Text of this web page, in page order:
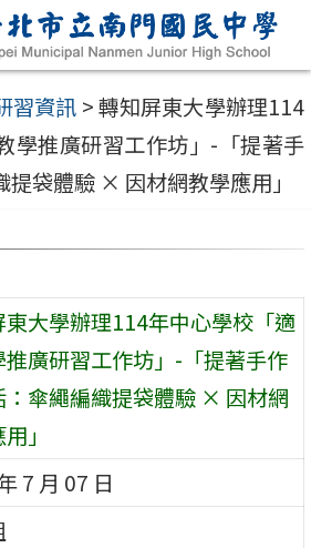
習資訊 >轉知屏東大學辦理114
學推廣研習工作坊」-「提著手
袋體驗 × 因材網教學應用」
東大學辦理114年中心學校「適
推廣研習工作坊」-「提著手作
：傘繩編織提袋體驗 × 因材網
」
7 月 07 日